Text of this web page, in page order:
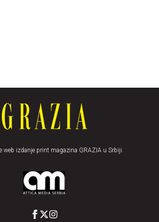
web izdanje print magazina GRAZIA u Srbiji.